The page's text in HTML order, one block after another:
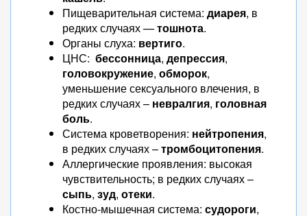
Пищеварительная система: диарея, в
редких случаях —тошнота.
Органы слуха: вертиго.
ЦНС: бессонница, депрессия,
головокружение, обморок,
уменьшение сексуального влечения, в
редких случаях – невралгия, головная
боль.
Система кроветворения: нейтропения,
в редких случаях –тромбоцитопения.
Аллергические проявления: высокая
чувствительность; в редких случаях –
сыпь, зуд, отеки.
Костно-мышечная система: судороги,